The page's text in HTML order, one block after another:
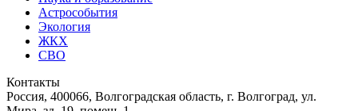
Астрособытия
Экология
ЖКХ
СВО
Контакты
Россия, 400066, Волгоградская область, г. Волгоград, ул.